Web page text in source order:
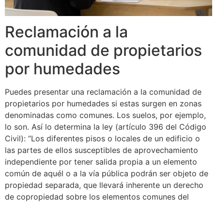
Reclamación a la
comunidad de propietarios
por humedades
Puedes presentar una reclamación a la comunidad de
propietarios por humedades si estas surgen en zonas
denominadas como comunes. Los suelos, por ejemplo,
lo son. Así lo determina la ley (artículo 396 del Código
Civil): “Los diferentes pisos o locales de un edificio o
las partes de ellos susceptibles de aprovechamiento
independiente por tener salida propia a un elemento
común de aquél o a la vía pública podrán ser objeto de
propiedad separada, que llevará inherente un derecho
de copropiedad sobre los elementos comunes del